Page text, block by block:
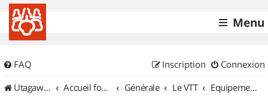
Menu
FAQ Connexion
Inscription
UtagawaVTT (Randos VTT et VTTAE avec traces GPS)
Accueil forum Générale Le VTT Equipements et Accessoires